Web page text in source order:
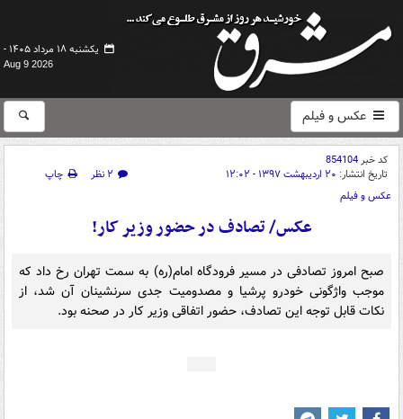
یکشنبه ۱۸ مرداد ۱۴۰۵ -
Aug 9 2026
عکس و فیلم
کد خبر854104
تاریخ انتشار: ۲۰ اردیبهشت ۱۳۹۷ - ۱۲:۰۲ ۲ نظر
چاپ
عکس و فیلم
عکس/ تصادف در حضور وزیر کار!
صبح امروز تصادفی در مسیر فرودگاه امام(ره) به سمت تهران رخ داد که
موجب واژگونی خودرو پرشیا و مصدومیت جدی سرنشینان آن شد، از
نکات قابل توجه این تصادف، حضور اتفاقی وزیر کار در صحنه بود.